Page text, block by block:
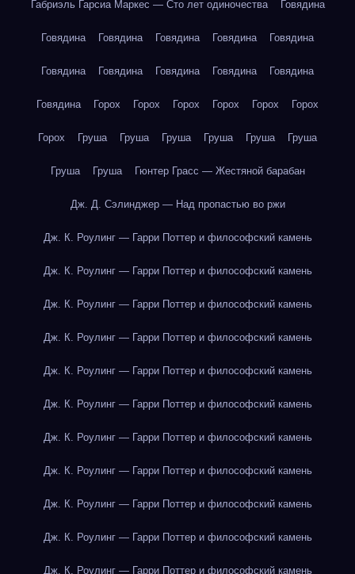
Габриэль Гарсиа Маркес — Сто лет одиночества Говядина
Говядина Говядина Говядина Говядина Говядина
Говядина Говядина Говядина Говядина Говядина
Говядина Горох Горох Горох Горох Горох Горох
Горох Груша Груша Груша Груша Груша Груша
Груша Груша Гюнтер Грасс — Жестяной барабан
Дж. Д. Сэлинджер — Над пропастью во ржи
Дж. К. Роулинг — Гарри Поттер и философский камень
Дж. К. Роулинг — Гарри Поттер и философский камень
Дж. К. Роулинг — Гарри Поттер и философский камень
Дж. К. Роулинг — Гарри Поттер и философский камень
Дж. К. Роулинг — Гарри Поттер и философский камень
Дж. К. Роулинг — Гарри Поттер и философский камень
Дж. К. Роулинг — Гарри Поттер и философский камень
Дж. К. Роулинг — Гарри Поттер и философский камень
Дж. К. Роулинг — Гарри Поттер и философский камень
Дж. К. Роулинг — Гарри Поттер и философский камень
Дж. К. Роулинг — Гарри Поттер и философский камень